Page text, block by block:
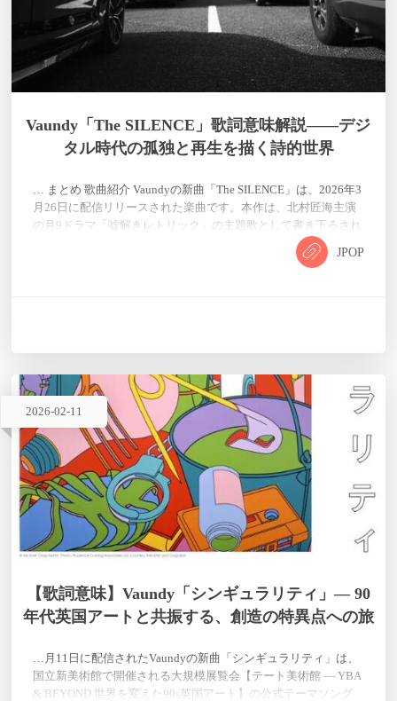
Vaundy「The SILENCE」歌詞意味解説——デジ
タル時代の孤独と再生を描く詩的世界
JPOP
… まとめ 歌曲紹介 Vaundyの新曲「The SILENCE」は、2026年3
月26日に配信リリースされた楽曲です。本作は、北村匠海主演
の月9ドラマ「嘘解きレトリック」の主題歌として書き下ろされ
たもので、Vaundyの4大ドームツアー「Vaundy DOME TOUR
2026 "SILENCE"」のツアータイトルにもなった重要な楽曲で
2026-02-11
【歌詞意味】Vaundy「シンギュラリティ」― 90
年代英国アートと共振する、創造の特異点への旅
…月11日に配信されたVaundyの新曲「シンギュラリティ」は、
国立新美術館で開催される大規模展覧会【テート美術館 ― YBA
& BEYOND 世界を変えた90s英国アート】の公式テーマソング